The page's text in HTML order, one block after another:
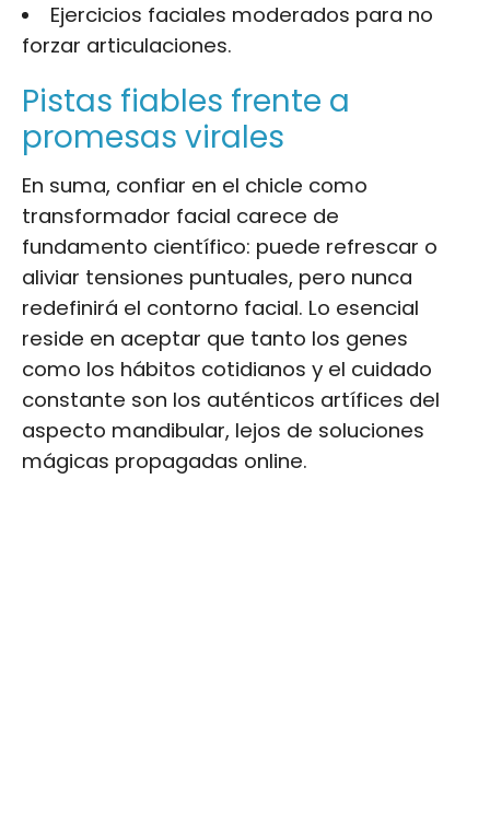
Ejercicios faciales moderados para no
forzar articulaciones.
Pistas fiables frente a
promesas virales
En suma, confiar en el chicle como
transformador facial carece de
fundamento científico: puede refrescar o
aliviar tensiones puntuales, pero nunca
redefinirá el contorno facial. Lo esencial
reside en aceptar que tanto los genes
como los hábitos cotidianos y el cuidado
constante son los auténticos artífices del
aspecto mandibular, lejos de soluciones
mágicas propagadas online.